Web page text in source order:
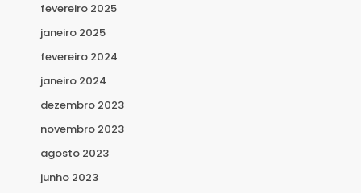
fevereiro 2025
janeiro 2025
fevereiro 2024
janeiro 2024
dezembro 2023
novembro 2023
agosto 2023
junho 2023